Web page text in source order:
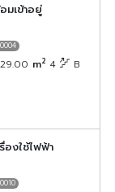
มเข้าอยู่
m2 4 B
องใช้ไฟฟ้า